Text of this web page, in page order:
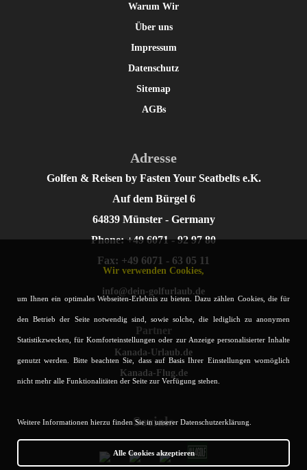
Warum Wir
Über uns
Impressum
Datenschutz
Sitemap
AGBs
Adresse
Golfen & Reisen by Fasten Your Seatbelts e.K.
Auf dem Bürgel 6
64839 Münster - Germany
Phone: +49 6071 - 92 97 80
Fax: +49 6071 - 63 05 11
info@dein-golfurlaub.de
Partner
Kanada-Urlaub.de
Kanada-Flug.de
Socials
Wir verwenden Cookies,
um Ihnen ein optimales Webseiten-Erlebnis zu bieten. Dazu zählen Cookies, die für
den Betrieb der Seite notwendig sind, sowie solche, die lediglich zu anonymen
Statistikzwecken, für Komforteinstellungen oder zur Anzeige personalisierter Inhalte
genutzt werden. Bitte beachten Sie, dass auf Basis Ihrer Einstellungen womöglich
nicht mehr alle Funktionalitäten der Seite zur Verfügung stehen.
Weitere Informationen hierzu finden Sie in unserer Datenschutzerklärung.
Alle Cookies akzeptieren